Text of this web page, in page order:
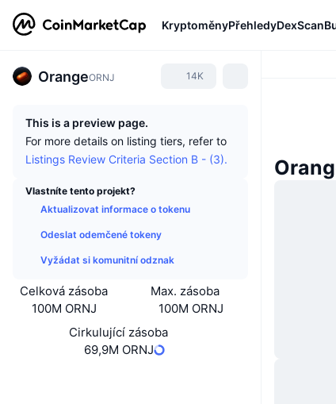
KryptoměnyPřehledyDexScan
OrangeORNJ 14K
This is a preview page.
For more details on listing tiers, refer to
Listings Review Criteria Section B - (3).
Vlastníte tento projekt?
Aktualizovat informace o tokenu
Odeslat odemčené tokeny
Vyžádat si komunitní odznak
Celková zásoba
100M ORNJ
Max. zásoba
100M ORNJ
Cirkulující zásoba
69,9M ORNJ